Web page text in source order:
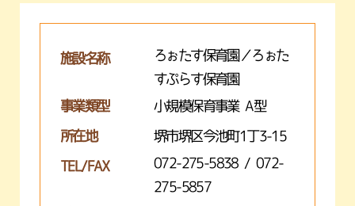
施設名称
ろぉたす保育園／ろぉた
すぷらす保育園
事業類型
小規模保育事業 A型
所在地 堺市堺区今池町1丁3-15
TEL/FAX
072-275-5838 / 072-
275-5857